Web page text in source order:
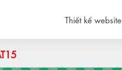
Thiết kế website